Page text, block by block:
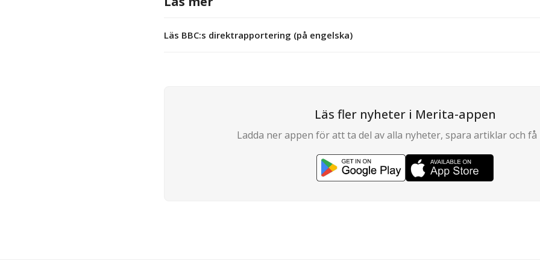
Läs BBC:s direktrapportering (på engelska)
Läs fler nyheter i Merita-appen
Ladda ner appen för att ta del av alla nyheter, spara artiklar och få